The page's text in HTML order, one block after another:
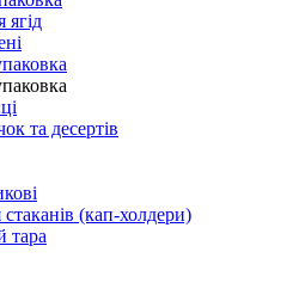
ягід
та десертів
(кап-холдери)
тара